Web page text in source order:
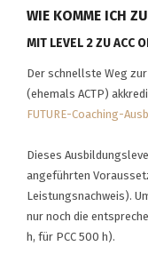
WIE KOMME ICH
MIT LEVEL 2 ZU ACC
Der schnellste Weg
(ehemals ACTP)
FUTURE-Coaching-
Dieses
angeführten
Leistungsnachweis).
nur noch die
h, für PCC 500 h).